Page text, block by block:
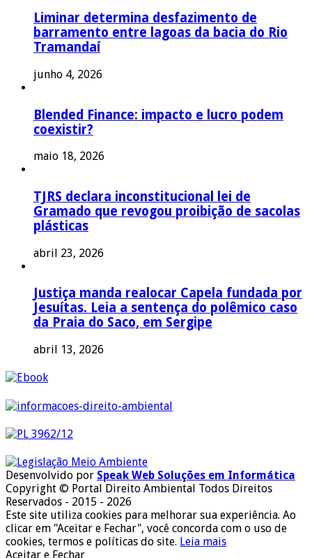
Liminar determina desfazimento de
barramento entre lagoas da bacia do Rio
Tramandaí
junho 4, 2026
Blended Finance: impacto e lucro podem
coexistir?
maio 18, 2026
TJRS declara inconstitucional lei de
Gramado que revogou proibição de sacolas
plásticas
abril 23, 2026
Justiça manda realocar Capela fundada por
Jesuítas. Leia a sentença do polêmico caso
da Praia do Saco, em Sergipe
abril 13, 2026
Desenvolvido por Speak Web Soluções em Informática
Copyright © Portal Direito Ambiental Todos Direitos
Reservados - 2015 - 2026
Este site utiliza cookies para melhorar sua experiência. Ao
clicar em "Aceitar e Fechar", você concorda com o uso de
cookies, termos e políticas do site. Leia mais
Aceitar e Fechar